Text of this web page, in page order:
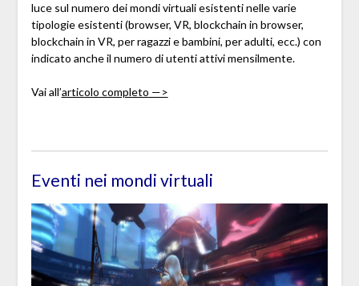
luce sul numero dei mondi virtuali esistenti nelle varie
tipologie esistenti (browser, VR, blockchain in browser,
blockchain in VR, per ragazzi e bambini, per adulti, ecc.) con
indicato anche il numero di utenti attivi mensilmente.
Vai all’articolo completo —>
Eventi nei mondi virtuali